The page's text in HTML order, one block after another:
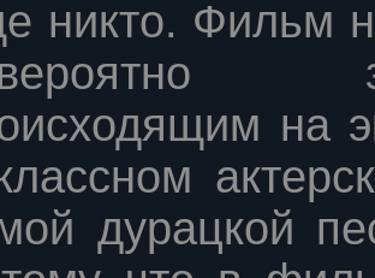
никто. Фильм
на
дурацкой